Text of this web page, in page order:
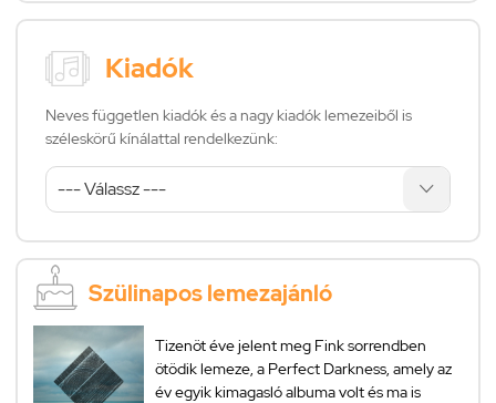
Kiadók
Neves független kiadók és a nagy kiadók lemezeiből is
széleskörű kínálattal rendelkezünk:
Szülinapos lemezajánló
Tizenöt éve jelent meg Fink sorrendben
ötödik lemeze, a Perfect Darkness, amely az
év egyik kimagasló albuma volt és ma is